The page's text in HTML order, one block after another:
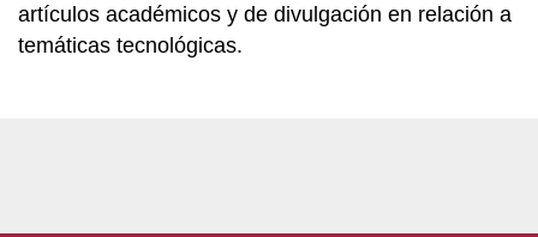
artículos académicos y de divulgación en relación a
temáticas tecnológicas.